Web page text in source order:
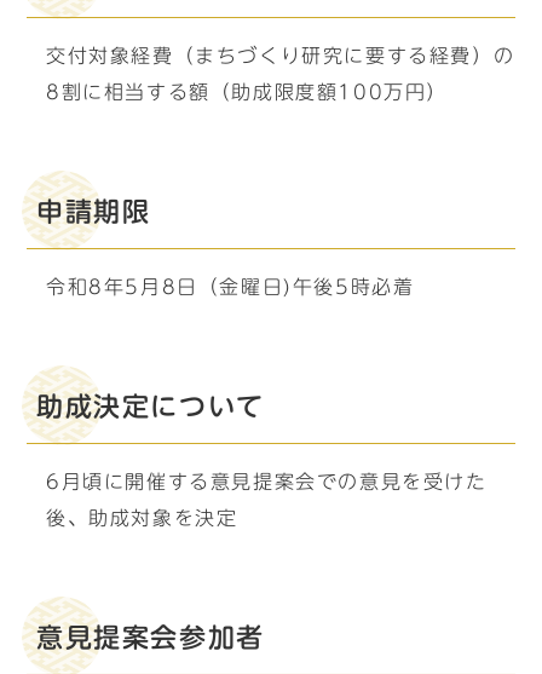
交付対象経費（まちづくり研究に要する経費）の
8割に相当する額（助成限度額100万円）
申請期限
令和8年5月8日（金曜日)午後5時必着
助成決定について
6月頃に開催する意見提案会での意見を受けた
後、助成対象を決定
意見提案会参加者